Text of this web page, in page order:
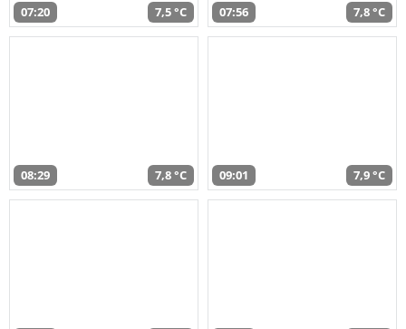
07:20 7,5 °C 07:56 7,8 °C
08:29 7,8 °C 09:01 7,9 °C